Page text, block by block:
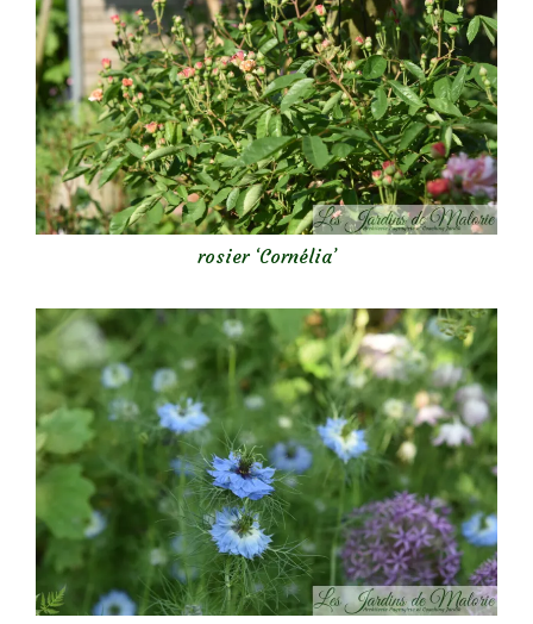
rosier ‘Cornélia’